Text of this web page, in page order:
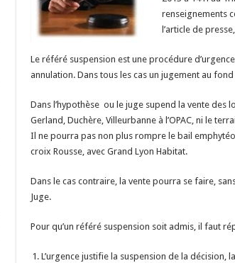
renseignements
l’article de
Le référé suspension est une procédure
annulation. Dans tous les cas un jugement au
Dans l’hypothèse ou le juge supend la vente des
Gerland, Duchère, Villeurbanne à l’OPAC, ni le
Il ne pourra pas non plus rompre le bail
croix Rousse, avec Grand Lyon Habitat.
Dans le cas contraire, la vente pourra se faire,
Juge.
Pour qu’un référé suspension soit admis, il faut
L’urgence justifie la suspension de la